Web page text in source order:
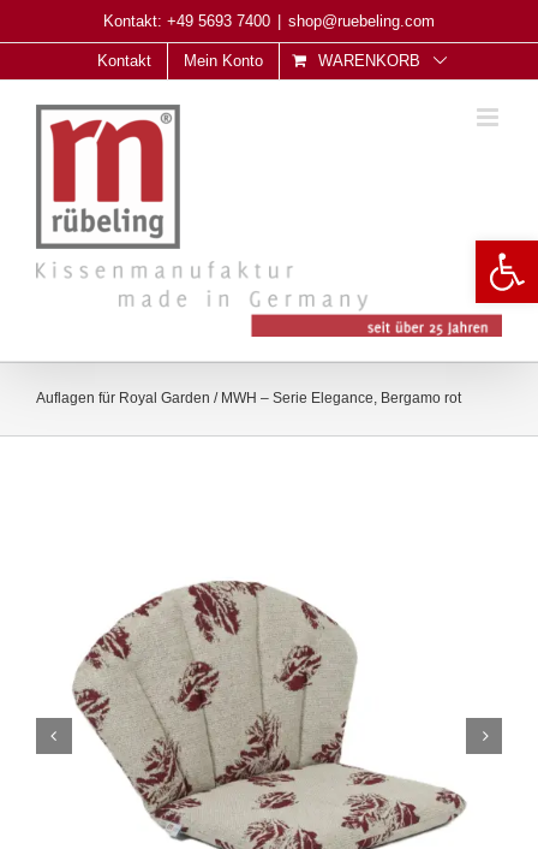
to
Kontakt: +49 5693 7400 shop@ruebeling.com
Kontakt Mein Konto WARENKORB
Auflagen für Royal Garden / MWH – Serie Elegance, Bergamo rot